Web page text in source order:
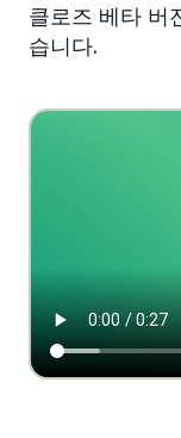
클로즈 베타 버
습니다.